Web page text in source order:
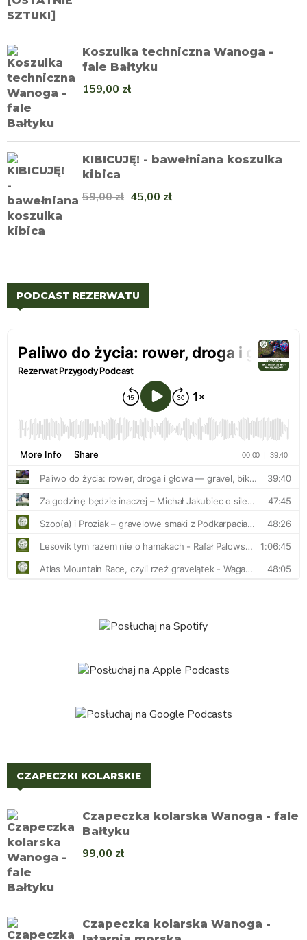
Koszulka techniczna Wanoga -
fale Bałtyku
159,00 zł
KIBICUJĘ! - bawełniana koszulka
kibica
59,00zł 45,00 zł
PODCAST REZERWATU
CZAPECZKI KOLARSKIE
Czapeczka kolarska Wanoga - fale
Bałtyku
99,00 zł
Czapeczka kolarska Wanoga -